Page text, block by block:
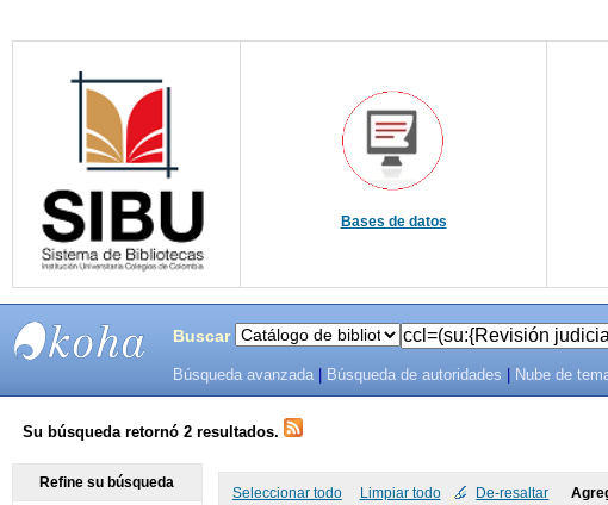
Bases de datos
SISTEMAS
DE
Buscar
Búsqueda avanzada Búsqueda de autoridades Nube de
Su búsqueda retornó 2 resultados.
Seleccionar todo Limpiar todo De-resaltar
Refine su búsqueda